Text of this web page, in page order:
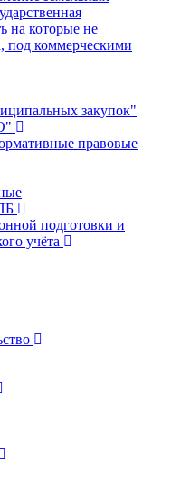
на которые не
под коммерческими
закупок"
правовые
подготовки и
учёта